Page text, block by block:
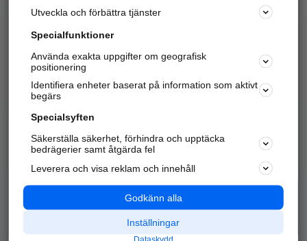
Marknadsför företaget
Kom igång och annonsera mot
samarbetspartners nära dig.
Alla kategorier
Populära sökningar
API & Kartor
Annonsera
Integritet
Nödnummer
Utveckla och förbättra tjänster
Specialfunktioner
Använda exakta uppgifter om geografisk
positionering
Identifiera enheter baserat på information som aktivt
begärs
Specialsyften
Säkerställa säkerhet, förhindra och upptäcka
bedrägerier samt åtgärda fel
Leverera och visa reklam och innehåll
Godkänn alla
Inställningar
Dataskydd